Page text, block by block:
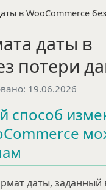
в WooCommerce
даты в
потери
19.06.2026
способ
даты, заданный